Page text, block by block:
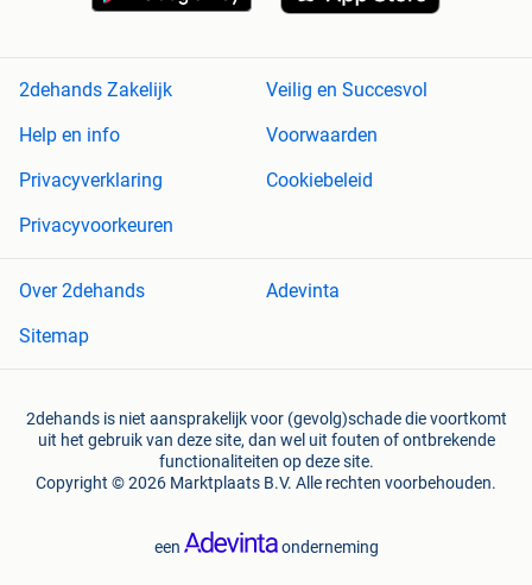
2dehands Zakelijk
Veilig en Succesvol
Help en info
Voorwaarden
Privacyverklaring
Cookiebeleid
Privacyvoorkeuren
Over 2dehands
Adevinta
Sitemap
2dehands is niet aansprakelijk voor (gevolg)schade die voortkomt
uit het gebruik van deze site, dan wel uit fouten of ontbrekende
functionaliteiten op deze site.
Copyright © 2026 Marktplaats B.V. Alle rechten voorbehouden.
een onderneming